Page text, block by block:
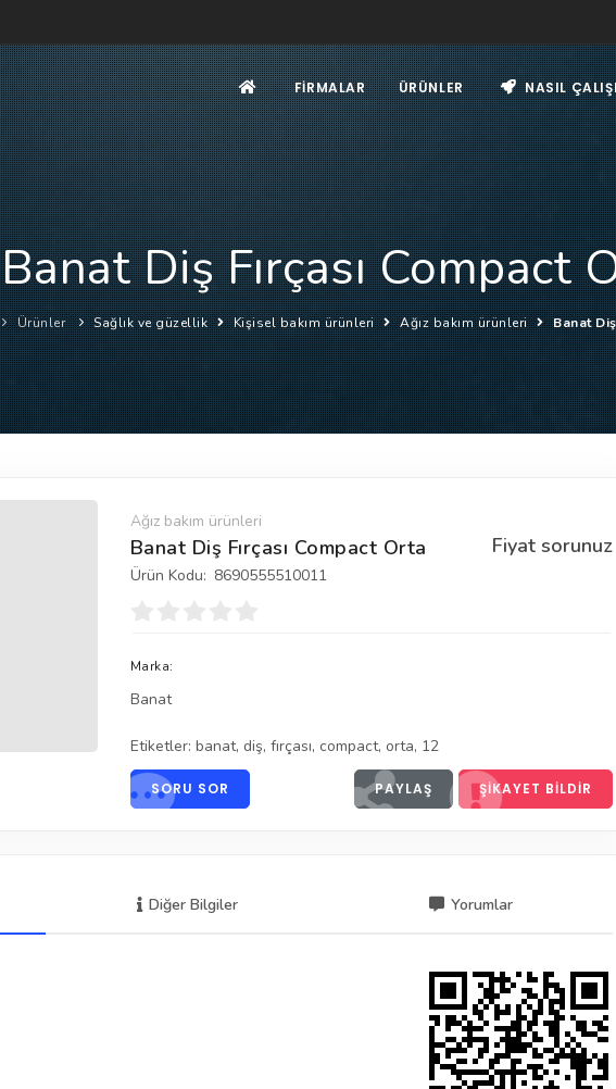
FIRMALAR ÜRÜNLER NASIL
Banat Diş Fırçası Compact
Ürünler Sağlık ve güzellik Kişisel bakım ürünleri Ağız bakım ürünleri Banat
Ağız bakım ürünleri
Fiyat sorunuz
Banat Diş Fırçası Compact Orta
Ürün Kodu: 8690555510011
Marka:
Banat
Etiketler: banat, diş, fırçası, compact, orta, 12
SORU SOR PAYLAŞ ŞIKAYET BILDIR
Diğer Bilgiler Yorumlar